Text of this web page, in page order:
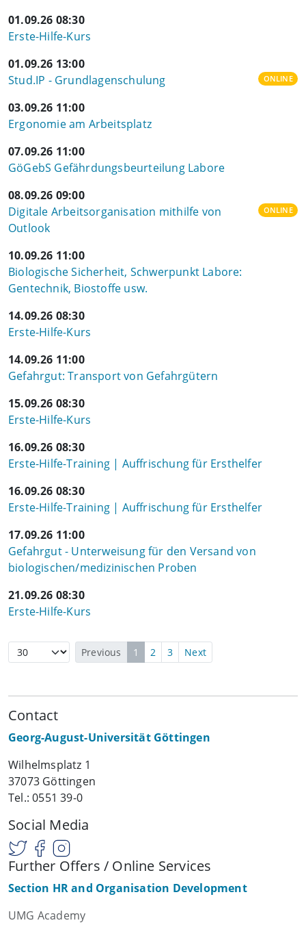
01.09.26 08:30
Erste-Hilfe-Kurs
01.09.26 13:00
Stud.IP - Grundlagenschulung
ONLINE
03.09.26 11:00
Ergonomie am Arbeitsplatz
07.09.26 11:00
GöGebS Gefährdungsbeurteilung Labore
08.09.26 09:00
Digitale Arbeitsorganisation mithilfe von
Outlook
ONLINE
10.09.26 11:00
Biologische Sicherheit, Schwerpunkt Labore:
Gentechnik, Biostoffe usw.
14.09.26 08:30
Erste-Hilfe-Kurs
14.09.26 11:00
Gefahrgut: Transport von Gefahrgütern
15.09.26 08:30
Erste-Hilfe-Kurs
16.09.26 08:30
Erste-Hilfe-Training | Auffrischung für Ersthelfer
16.09.26 08:30
Erste-Hilfe-Training | Auffrischung für Ersthelfer
17.09.26 11:00
Gefahrgut - Unterweisung für den Versand von
biologischen/medizinischen Proben
21.09.26 08:30
Erste-Hilfe-Kurs
Previous 1 2 3 Next
Contact
Georg-August-Universität Göttingen
Wilhelmsplatz 1
37073 Göttingen
Tel.: 0551 39-0
Social Media
Further Offers / Online Services
Section HR and Organisation Development
UMG Academy